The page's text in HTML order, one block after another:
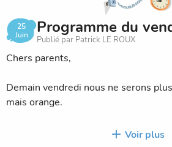
25
Juin
Programme du
Publié par Patrick LE ROUX
Chers parents,
Demain vendredi nous ne serons
mais orange.
Les températures de la nuit vont
Voir plus